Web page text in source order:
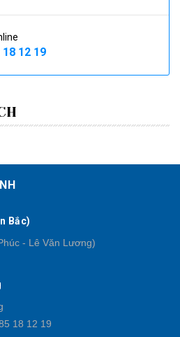
18 12 19
Bắc)
- Lê Văn Lương)
18 12 19